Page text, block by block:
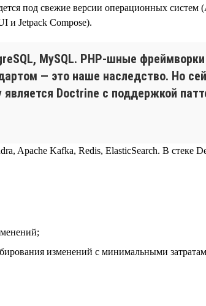
под свежие версии операционных систем
и Jetpack Compose).
MySQL. PHP-шные
— это наше наследство. Но
Doctrine с поддержкой
Apache Kafka, Redis, ElasticSearch. В
изменений с минимальными